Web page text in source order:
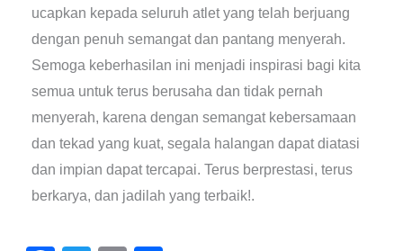
ucapkan kepada seluruh atlet yang telah berjuang
dengan penuh semangat dan pantang menyerah.
Semoga keberhasilan ini menjadi inspirasi bagi kita
semua untuk terus berusaha dan tidak pernah
menyerah, karena dengan semangat kebersamaan
dan tekad yang kuat, segala halangan dapat diatasi
dan impian dapat tercapai. Terus berprestasi, terus
berkarya, dan jadilah yang terbaik!.